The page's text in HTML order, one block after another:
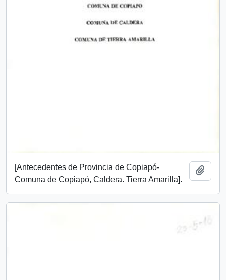
[Antecedentes de Provincia de Copiapó-
Comuna de Copiapó, Caldera. Tierra Amarilla].